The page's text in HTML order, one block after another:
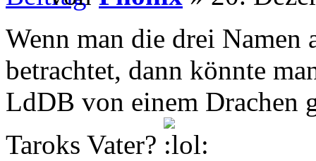
Wenn man die drei Namen
betrachtet, dann könnte
LdDB von einem Drachen
Taroks Vater?